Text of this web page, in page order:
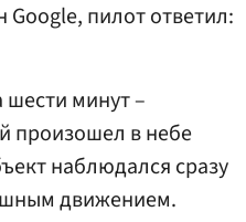
пилот ответил:
минут –
произошел в небе
наблюдался сразу
движением.